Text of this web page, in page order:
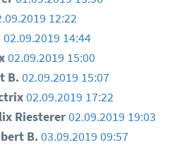
12:22
02.09.2019 14:44
02.09.2019 15:00
B.02.09.2019 15:07
02.09.2019 17:22
Riesterer 02.09.2019 19:03
B. 03.09.2019 09:57